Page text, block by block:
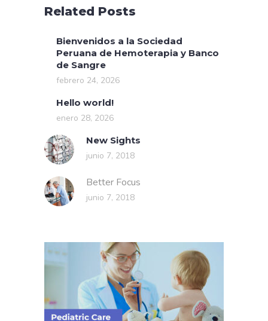
Related Posts
Bienvenidos a la Sociedad
Peruana de Hemoterapia y Banco
de Sangre
febrero 24, 2026
Hello world!
enero 28, 2026
New Sights
junio 7, 2018
Better Focus
junio 7, 2018